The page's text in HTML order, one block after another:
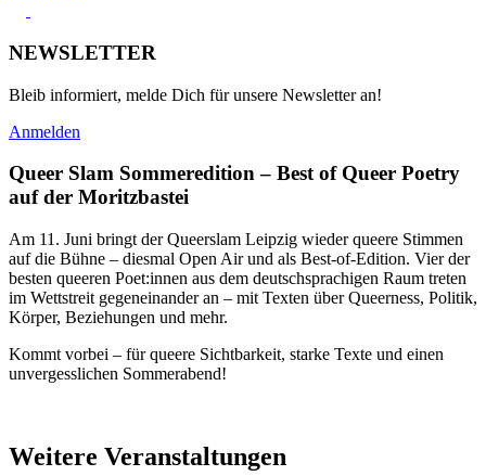
NEWSLETTER
Bleib informiert, melde Dich für unsere Newsletter an!
Anmelden
Queer Slam Sommeredition – Best of Queer Poetry
auf der Moritzbastei
Am 11. Juni bringt der Queerslam Leipzig wieder queere Stimmen
auf die Bühne – diesmal Open Air und als Best-of-Edition. Vier der
besten queeren Poet:innen aus dem deutschsprachigen Raum treten
im Wettstreit gegeneinander an – mit Texten über Queerness, Politik,
Körper, Beziehungen und mehr.
Kommt vorbei – für queere Sichtbarkeit, starke Texte und einen
unvergesslichen Sommerabend!
Weitere Veranstaltungen